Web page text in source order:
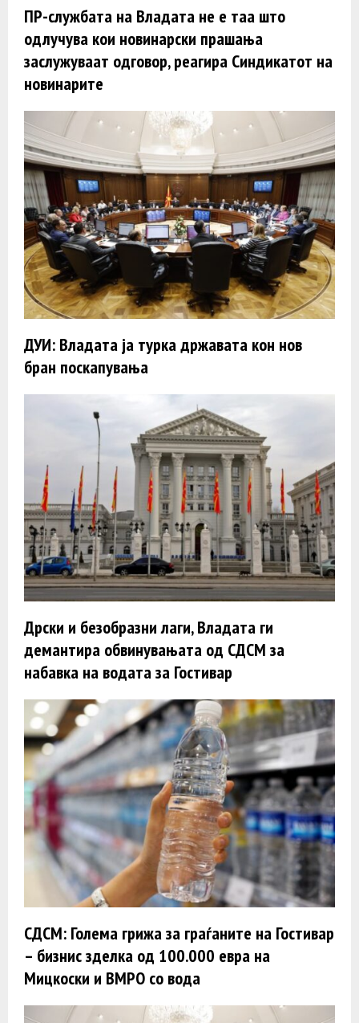
ПР-службата на Владата не е таа што
одлучува кои новинарски прашања
заслужуваат одговор, реагира Синдикатот на
новинарите
ДУИ: Владата ја турка државата кон нов
бран поскапувања
Дрски и безобразни лаги, Владата ги
демантира обвинувањата од СДСМ за
набавка на водата за Гостивар
СДСМ: Голема грижа за граѓаните на Гостивар
– бизнис зделка од 100.000 евра на
Мицкоски и ВМРО со вода